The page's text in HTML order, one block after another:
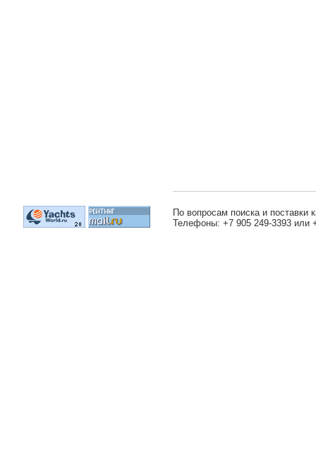
По вопросам поиска и поставки
Телефоны: +7 905 249-3393 или